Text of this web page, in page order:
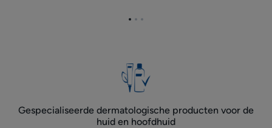
Ga
GaGa
Gespecialiseerde dermatologische producten voor de
huid en hoofdhuid